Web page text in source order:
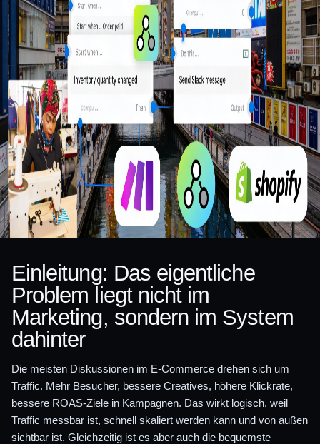
Einleitung: Das eigentliche
Problem liegt nicht im
Marketing, sondern im System
dahinter
Die meisten Diskussionen im E-Commerce drehen sich um
Traffic. Mehr Besucher, bessere Creatives, höhere Klickrate,
bessere ROAS-Ziele in Kampagnen. Das wirkt logisch, weil
Traffic messbar ist, schnell skaliert werden kann und von außen
sichtbar ist. Gleichzeitig ist es aber auch die bequemste